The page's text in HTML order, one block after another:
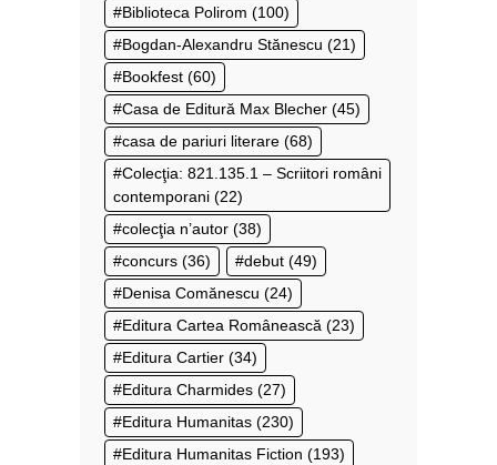
Biblioteca Polirom (100)
Bogdan-Alexandru Stănescu (21)
Bookfest (60)
Casa de Editură Max Blecher (45)
casa de pariuri literare (68)
Colecţia: 821.135.1 – Scriitori români
contemporani (22)
colecţia n’autor (38)
concurs (36) debut (49)
Denisa Comănescu (24)
Editura Cartea Românească (23)
Editura Cartier (34)
Editura Charmides (27)
Editura Humanitas (230)
Editura Humanitas Fiction (193)